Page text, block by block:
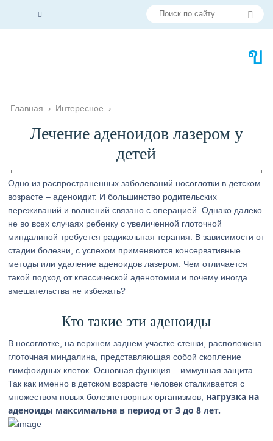
Главная › Интересное ›
Лечение аденоидов лазером у
детей
Одно из распространенных заболеваний носоглотки в детском
возрасте – аденоидит. И большинство родительских
переживаний и волнений связано с операцией. Однако далеко
не во всех случаях ребенку с увеличенной глоточной
миндалиной требуется радикальная терапия. В зависимости от
стадии болезни, с успехом применяются консервативные
методы или удаление аденоидов лазером. Чем отличается
такой подход от классической аденотомии и почему иногда
вмешательства не избежать?
Кто такие эти аденоиды
В носоглотке, на верхнем заднем участке стенки, расположена
глоточная миндалина, представляющая собой скопление
лимфоидных клеток. Основная функция – иммунная защита.
Так как именно в детском возрасте человек сталкивается с
множеством новых болезнетворных организмов, нагрузка на
аденоиды максимальна в период от 3 до 8 лет.